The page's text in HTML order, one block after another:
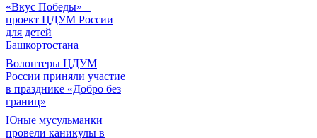
«Вкус Победы» –
проект ЦДУМ России
для детей
Башкортостана
Волонтеры ЦДУМ
России приняли участие
в празднике «Добро без
границ»
Юные мусульманки
провели каникулы в